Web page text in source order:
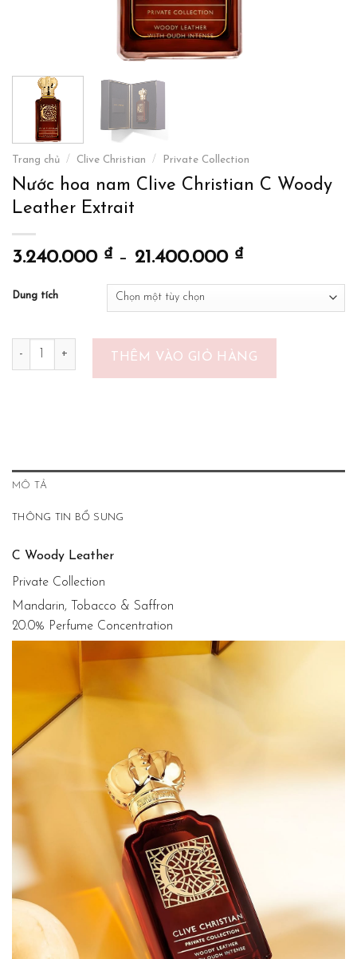
Trang chủ / Clive Christian / Private Collection
Nước hoa nam Clive Christian C Woody
Leather Extrait
3.240.000 ₫ – 21.400.000 ₫
Dung tích
Nước hoa nam Clive Christian C Woody Leather Extrait số lượng
THÊM VÀO GIỎ HÀNG
MÔ TẢ
THÔNG TIN BỔ SUNG
C Woody Leather
Private Collection
Mandarin, Tobacco & Saffron
20.0% Perfume Concentration